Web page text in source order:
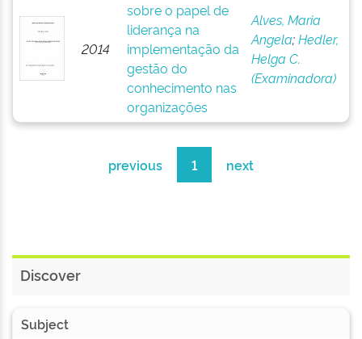
2014
sobre o papel de
liderança na
implementação da
gestão do
conhecimento nas
organizações
Alves, Maria
Angela;Hedler,
Helga C.
(Examinadora)
previous 1 next
Discover
Subject